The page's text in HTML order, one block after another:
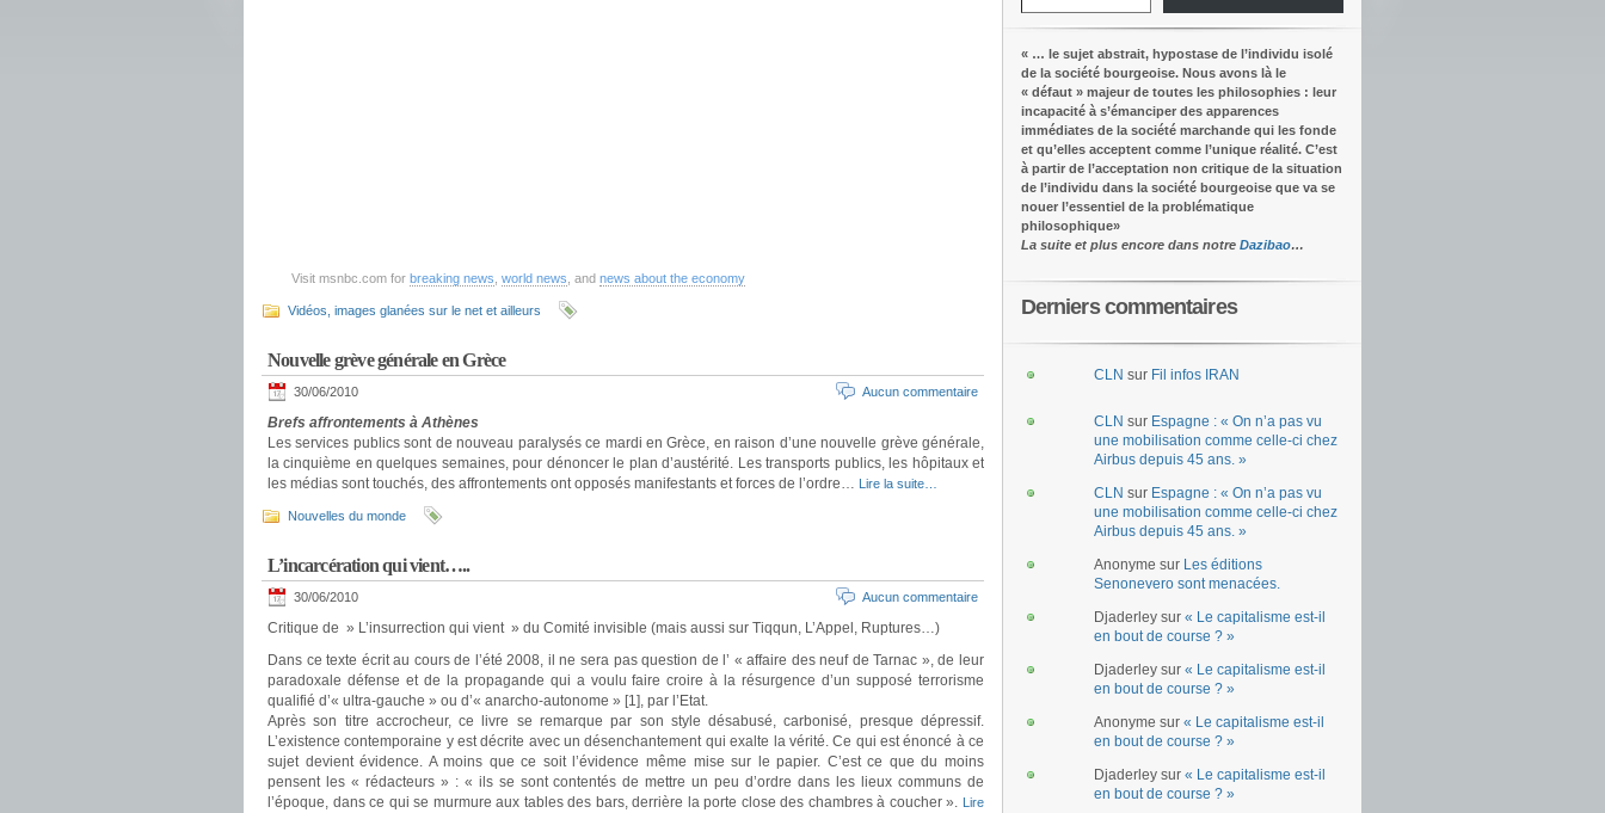
Visit msnbc.com for breaking news world news , and news about the economy
Vidéos, images glanées sur le net et ailleurs
Nouvelle grève générale en Grèce
30/06/2010 Aucun commentaire
Brefs affrontements à Athènes
Les services publics sont de nouveau paralysés ce mardi en Grèce, en raison d’une nouvelle grève générale,
la cinquième en quelques semaines, pour dénoncer le plan d’austérité. Les transports publics, les hôpitaux et
les médias sont touchés, des affrontements ont opposés manifestants et forces de l’ordre… Lire la suite…
Nouvelles du monde
L’incarcération qui vient…..
30/06/2010 Aucun commentaire
Critique de » L’insurrection qui vient » du Comité invisible (mais aussi sur Tiqqun, L’Appel, Ruptures…)
Dans ce texte écrit au cours de l’été 2008, il ne sera pas question de l’ « affaire des neuf de Tarnac », de leur
paradoxale défense et de la propagande qui a voulu faire croire à la résurgence d’un supposé terrorisme
qualifié d’« ultra-gauche » ou d’« anarcho-autonome » [1], par l’Etat.
Après son titre accrocheur, ce livre se remarque par son style désabusé, carbonisé, presque dépressif.
L’existence contemporaine y est décrite avec un désenchantement qui exalte la vérité. Ce qui est énoncé à ce
sujet devient évidence. A moins que ce soit l’évidence même mise sur le papier. C’est ce que du moins
pensent les « rédacteurs » : « ils se sont contentés de mettre un peu d’ordre dans les lieux communs de
l’époque, dans ce qui se murmure aux tables des bars, derrière la porte close des chambres à coucher ». Lire
« … le sujet abstrait, hypostase de l’individu isolé
de la société bourgeoise. Nous avons là le
« défaut » majeur de toutes les philosophies : leur
incapacité à s’émanciper des apparences
immédiates de la société marchande qui les fonde
et qu’elles acceptent comme l’unique réalité. C’est
à partir de l’acceptation non critique de la situation
de l’individu dans la société bourgeoise que va se
nouer l’essentiel de la problématique
philosophique»
La suite et plus encore dans notre Dazibao…
Derniers commentaires
CLN sur Fil infos IRAN
CLN sur Espagne : « On n’a pas vu
une mobilisation comme celle-ci chez
Airbus depuis 45 ans. »
CLN sur Espagne : « On n’a pas vu
une mobilisation comme celle-ci chez
Airbus depuis 45 ans. »
Anonyme sur Les éditions
Senonevero sont menacées.
Djaderley sur « Le capitalisme est-il
en bout de course ? »
Djaderley sur « Le capitalisme est-il
en bout de course ? »
Anonyme sur « Le capitalisme est-il
en bout de course ? »
Djaderley sur « Le capitalisme est-il
en bout de course ? »